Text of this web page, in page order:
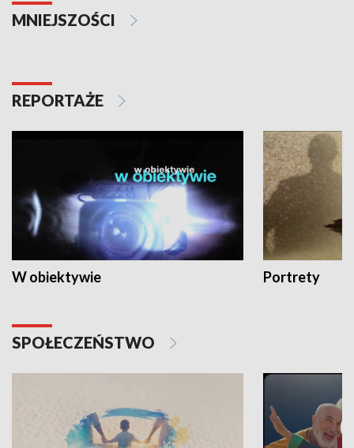
MNIEJSZOŚCI
REPORTAŻE
W obiektywie Portrety
SPOŁECZEŃSTWO